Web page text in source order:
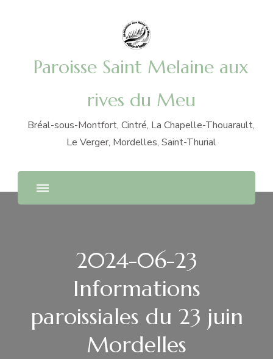
Paroisse Saint Melaine aux
rives du Meu
Bréal-sous-Montfort, Cintré, La Chapelle-Thouarault,
Le Verger, Mordelles, Saint-Thurial
2024-06-23
Informations
paroissiales du 23 juin
Mordelles